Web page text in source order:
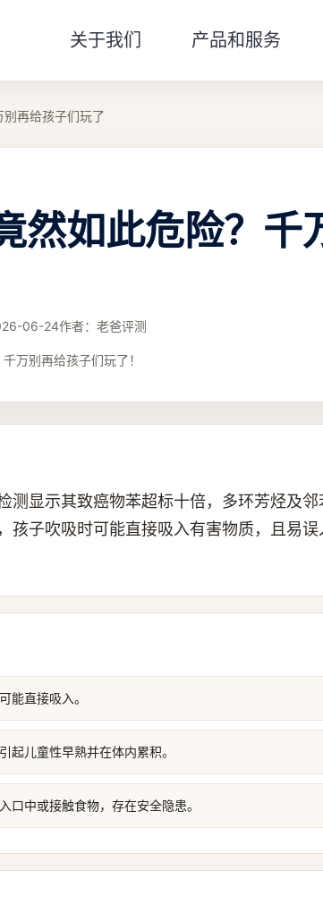
关于我们 产品和服务
再给孩子们玩了
然如此危险？千
06-24作者： 老爸评测
万别再给孩子们玩了！
测显示其致癌物苯超标十倍，多环芳烃及邻
孩子吹吸时可能直接吸入有害物质，且易
能直接吸入。
起儿童性早熟并在体内累积。
口中或接触食物，存在安全隐患。